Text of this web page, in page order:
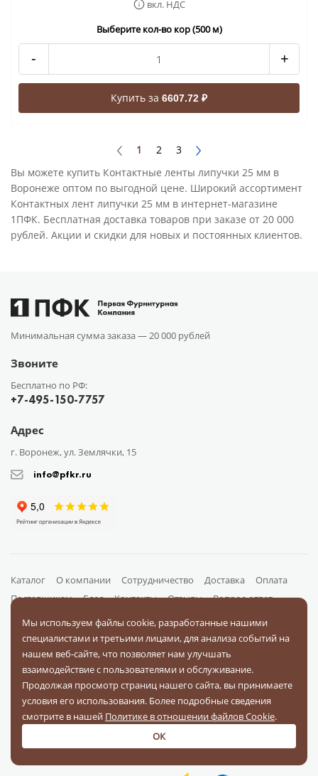
вкл. НДС
Выберите кол-во кор (500 м)
- +
Купить за 6607.72 ₽
1 2
3
Вы можете купить Контактные ленты липучки 25 мм в
Воронеже оптом по выгодной цене. Широкий ассортимент
Контактных лент липучки 25 мм в интернет-магазине
1ПФК. Бесплатная доставка товаров при заказе от 20 000
рублей. Акции и скидки для новых и постоянных клиентов.
Минимальная сумма заказа —20 000 рублей
Звоните
Бесплатно по РФ:
+7-495-150-7757
Адрес
г. Воронеж, ул. Землячки, 15
info@pfkr.ru
Каталог О компании Сотрудничество Доставка
Оплата
Поставщикам
Блог Контакты Отзывы
Вопрос-ответ
Документы
Оплачивайте заказы
На связи в соц. сетях
Мы используем файлы cookie, разработанные нашими
специалистами и третьими лицами, для анализа событий на
нашем веб-сайте, что позволяет нам улучшать
взаимодействие с пользователями и обслуживание.
Продолжая просмотр страниц нашего сайта, вы принимаете
условия его использования. Более подробные сведения
смотрите в нашей Политике в отношении файлов Cookie.
ОК